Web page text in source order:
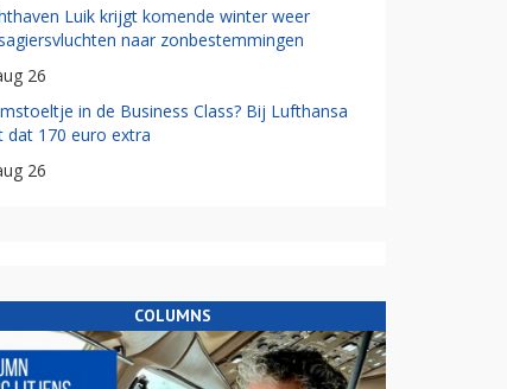
Luik krijgt komende winter weer
naar zonbestemmingen
26
in de Business Class? Bij Lufthansa
dat 170 euro extra
26
COLUMNS